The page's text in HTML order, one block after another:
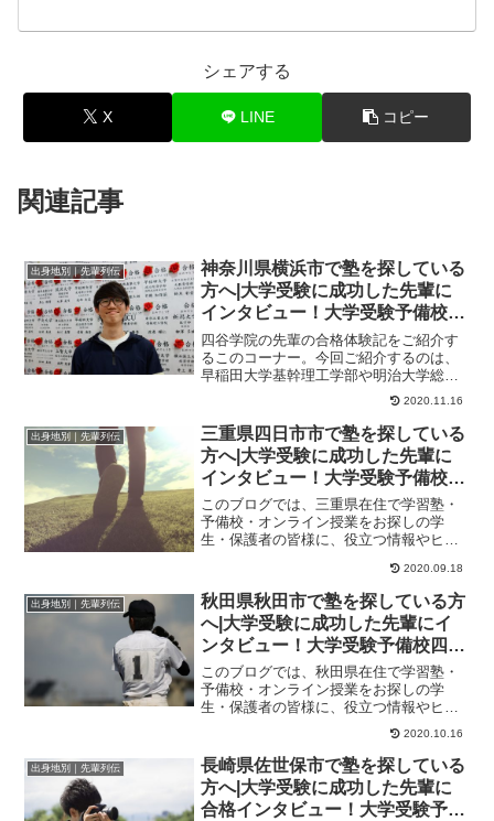
シェアする
X LINE コピー
関連記事
出身地別｜先輩列伝
神奈川県横浜市で塾を探している
方へ|大学受験に成功した先輩に
インタビュー！大学受験予備校四
谷学院
四谷学院の先輩の合格体験記をご紹介す
るこのコーナー。今回ご紹介するのは、
早稲田大学基幹理工学部や明治大学総合
数理学部、青山学院大学理工学部に合格
2020.11.16
出身地別｜先輩列伝
三重県四日市市で塾を探している
方へ|大学受験に成功した先輩に
インタビュー！大学受験予備校四
谷学院
このブログでは、三重県在住で学習塾・
予備校・オンライン授業をお探しの学
生・保護者の皆様に、役立つ情報やヒン
2020.09.18
出身地別｜先輩列伝
秋田県秋田市で塾を探している方
へ|大学受験に成功した先輩にイ
ンタビュー！大学受験予備校四谷
学院
このブログでは、秋田県在住で学習塾・
予備校・オンライン授業をお探しの学
生・保護者の皆様に、役立つ情報やヒン
トになる情報をお伝えします。総合点５
2020.10.16
出身地別｜先輩列伝
長崎県佐世保市で塾を探している
方へ|大学受験に成功した先輩に
合格インタビュー！大学受験予備